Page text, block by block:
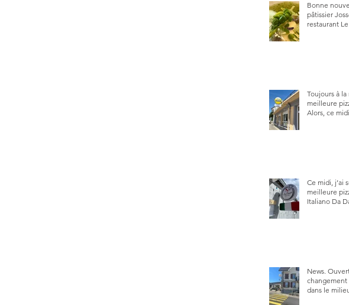
Bonne
pâtissier
restaurant Le
Toujours à
meilleure
Alors, ce
Ce midi, j’ai
meilleure
Italiano Da
News.
changement
dans le